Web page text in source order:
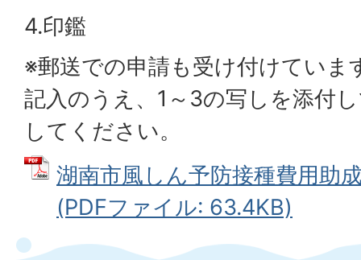
4.印鑑
※郵送での申請も受け付けていま
記入のうえ、1～3の写しを添付
してください。
湖南市風しん予防接種費用助
(PDFファイル: 63.4KB)